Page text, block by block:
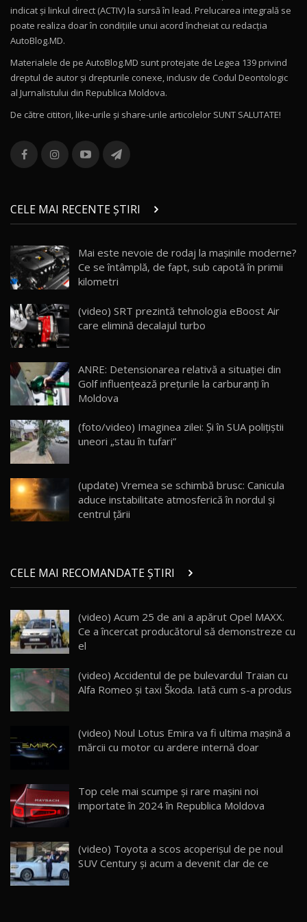
11
Noul Volvo ES90 / Test Drive AutoBlog.MD
12
Noul MG HS / Test Drive AutoBlog.MD
16:48
13
combină aventura cu luxul / AutoBlog.MD
36:08
chinez care face lumea să se întoarcă după el
/ AutoBlog.MD
17:27
15 14:37
16
AutoBlogMD
13:10
17 20:06
Va fi modelul nr.1 BYD în Moldova? BYD Seal U
30:08
AutoBlog.MD
23:36
20
Noul ZEEKR 7X / Test Drive AutoBlog.MD
29:08
21
Micul BYD Dolphin Surf / Test Drive
AutoBlog.MD
16:59
22
Noua Mazda 6e / Test Drive AutoBlog.MD
26:59
23
Lynk & Co 01 / Test Drive AutoBlog.MD
25:19
ZEEKR 009: Cel mai Performant și Confortabil
Van Electric Testat în Moldova / AutoBlog.MD
26:38
25
mai Exclusiv și Puternic Defender Testat în
Moldova
32:21
26
AutoBlog.MD
10:57
indicat și linkul direct (ACTIV) la sursă în lead. Prelucarea integrală se
poate realiza doar în condițiile unui acord încheiat cu redacţia
AutoBlog.MD.
Materialele de pe AutoBlog.MD sunt protejate de Legea 139 privind
dreptul de autor și drepturile conexe, inclusiv de Codul Deontologic
al Jurnalistului din Republica Moldova.
De către cititori, like-urile şi share-urile articolelor SUNT SALUTATE!
CELE MAI RECENTE ȘTIRI
Mai este nevoie de rodaj la mașinile moderne?
Ce se întâmplă, de fapt, sub capotă în primii
kilometri
(video) SRT prezintă tehnologia eBoost Air
care elimină decalajul turbo
ANRE: Detensionarea relativă a situației din
Golf influențează prețurile la carburanți în
Moldova
(foto/video) Imaginea zilei: Și în SUA polițiștii
uneori „stau în tufari”
(update) Vremea se schimbă brusc: Canicula
aduce instabilitate atmosferică în nordul și
centrul țării
CELE MAI RECOMANDATE ȘTIRI
(video) Acum 25 de ani a apărut Opel MAXX.
Ce a încercat producătorul să demonstreze cu
el
(video) Accidentul de pe bulevardul Traian cu
Alfa Romeo și taxi Škoda. Iată cum s-a produs
(video) Noul Lotus Emira va fi ultima maşină a
mărcii cu motor cu ardere internă doar
Top cele mai scumpe și rare mașini noi
importate în 2024 în Republica Moldova
(video) Toyota a scos acoperișul de pe noul
SUV Century și acum a devenit clar de ce